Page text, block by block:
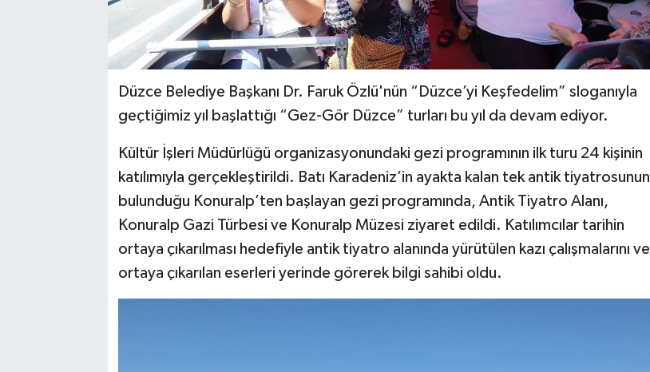
Düzce Belediye Başkanı Dr. Faruk Özlü'nün “Düzce’yi Keşfedelim” sloganıyla
geçtiğimiz yıl başlattığı “Gez-Gör Düzce” turları bu yıl da devam ediyor.
Kültür İşleri Müdürlüğü organizasyonundaki gezi programının ilk turu 24 kişinin
katılımıyla gerçekleştirildi. Batı Karadeniz’in ayakta kalan tek antik tiyatrosunun
bulunduğu Konuralp’ten başlayan gezi programında, Antik Tiyatro Alanı,
Konuralp Gazi Türbesi ve Konuralp Müzesi ziyaret edildi. Katılımcılar tarihin
ortaya çıkarılması hedefiyle antik tiyatro alanında yürütülen kazı çalışmalarını ve
ortaya çıkarılan eserleri yerinde görerek bilgi sahibi oldu.